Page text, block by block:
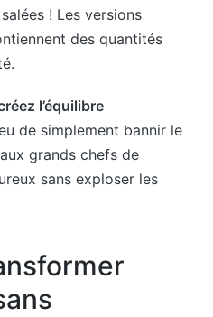
! Les versions
des quantités
l’équilibre
de simplement bannir le
grands chefs de
sans exploser les